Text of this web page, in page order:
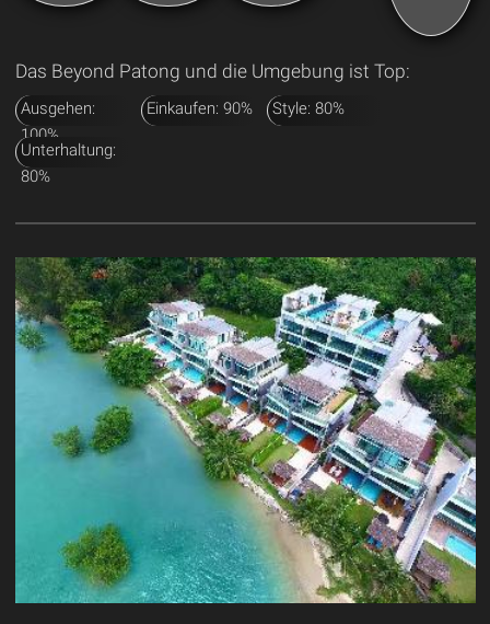
Das Beyond Patong und die Umgebung ist Top:
Ausgehen:
100%
Einkaufen: 90% Style: 80%
Unterhaltung:
80%